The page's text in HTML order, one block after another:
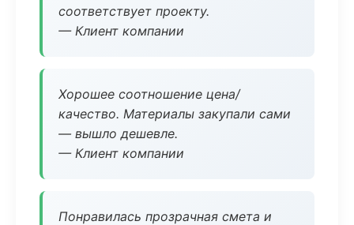
соответствует проекту.
— Клиент компании
Хорошее соотношение цена/
качество. Материалы закупали сами
— вышло дешевле.
— Клиент компании
Понравилась прозрачная смета и